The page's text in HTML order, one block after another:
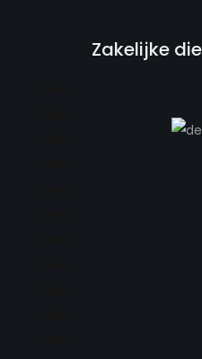
Zakelijke